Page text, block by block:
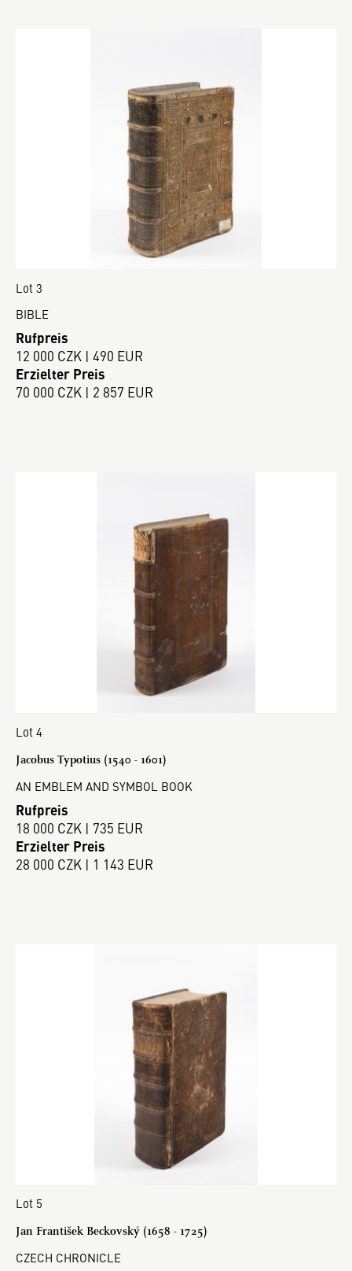
Lot 3
BIBLE
Rufpreis
12 000 CZK | 490 EUR
Erzielter Preis
70 000 CZK | 2 857 EUR
Lot 4
Jacobus Typotius (1540 - 1601)
AN EMBLEM AND SYMBOL BOOK
Rufpreis
18 000 CZK | 735 EUR
Erzielter Preis
28 000 CZK | 1 143 EUR
Lot 5
Jan František Beckovský (1658 - 1725)
CZECH CHRONICLE